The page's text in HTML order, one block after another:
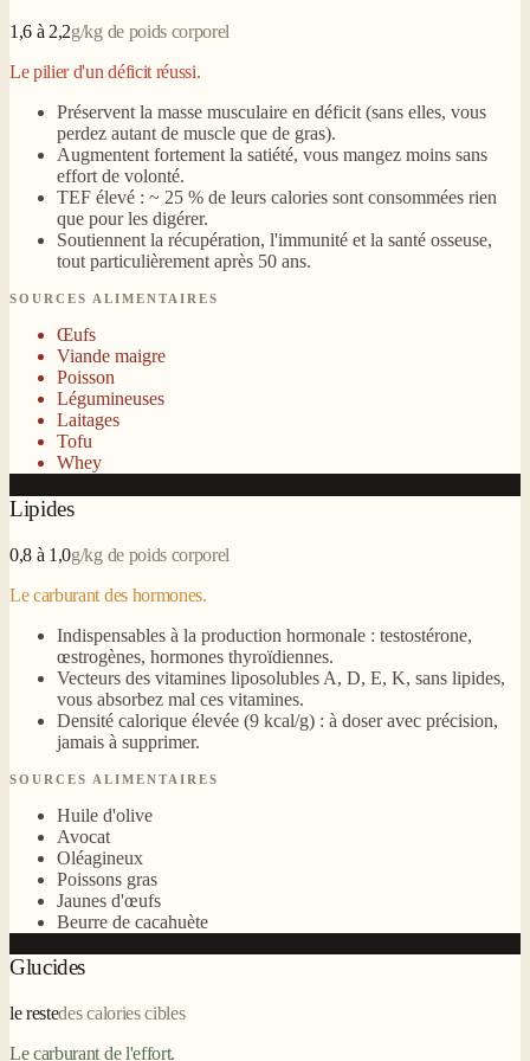
1,6 à 2,2g/kg de poids corporel
Le pilier d'un déficit réussi.
Préservent la masse musculaire en déficit (sans elles, vous
perdez autant de muscle que de gras).
Augmentent fortement la satiété, vous mangez moins sans
effort de volonté.
TEF élevé : ~ 25 % de leurs calories sont consommées rien
que pour les digérer.
Soutiennent la récupération, l'immunité et la santé osseuse,
tout particulièrement après 50 ans.
SOURCES ALIMENTAIRES
Œufs
Viande maigre
Poisson
Légumineuses
Laitages
Tofu
Whey
Lipides
0,8 à 1,0g/kg de poids corporel
Le carburant des hormones.
Indispensables à la production hormonale : testostérone,
œstrogènes, hormones thyroïdiennes.
Vecteurs des vitamines liposolubles A, D, E, K, sans lipides,
vous absorbez mal ces vitamines.
Densité calorique élevée (9 kcal/g) : à doser avec précision,
jamais à supprimer.
SOURCES ALIMENTAIRES
Huile d'olive
Avocat
Oléagineux
Poissons gras
Jaunes d'œufs
Beurre de cacahuète
Glucides
le restedes calories cibles
Le carburant de l'effort.